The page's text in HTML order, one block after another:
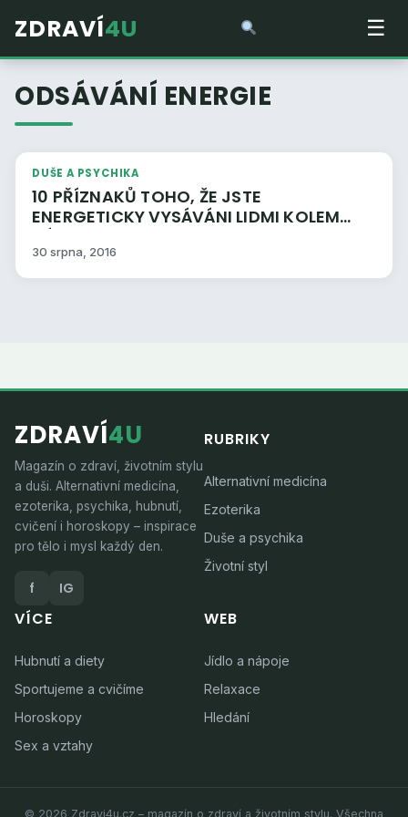
ZDRAVÍ4U ☰
ODSÁVÁNÍ ENERGIE
DUŠE A PSYCHIKA
10 PŘÍZNAKŮ TOHO, ŽE JSTE
ENERGETICKY VYSÁVÁNI LIDMI KOLEM
VÁS
30 srpna, 2016
ZDRAVÍ4U
Magazín o zdraví, životním stylu
a duši. Alternativní medicína,
ezoterika, psychika, hubnutí,
cvičení i horoskopy – inspirace
pro tělo i mysl každý den.
f IG
RUBRIKY
Alternativní medicína
Ezoterika
Duše a psychika
Životní styl
VÍCE
Hubnutí a diety
Sportujeme a cvičíme
Horoskopy
Sex a vztahy
WEB
Jídlo a nápoje
Relaxace
Hledání
© 2026 Zdravi4u.cz – magazín o zdraví a životním stylu. Všechna